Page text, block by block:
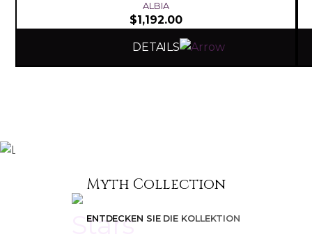
ALBIA
$1,192.00
DETAILS
Myth Collection
ENTDECKEN SIE DIE KOLLEKTION